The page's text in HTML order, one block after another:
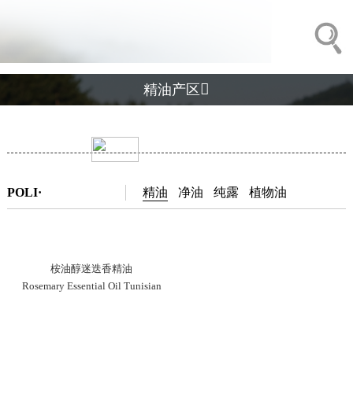
精油产区 
POLI· 精油 净油 纯露 植物油
桉油醇迷迭香精油
Rosemary Essential Oil Tunisian